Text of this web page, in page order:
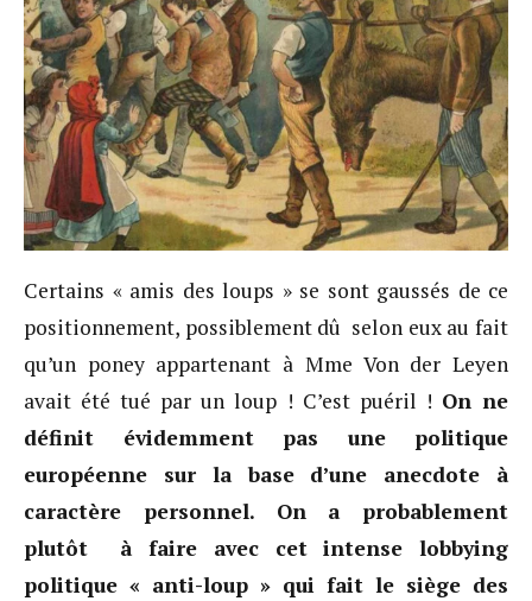
Certains « amis des loups » se sont gaussés de ce
positionnement, possiblement dû selon eux au fait
qu’un poney appartenant à Mme Von der Leyen
avait été tué par un loup ! C’est puéril ! On ne
définit évidemment pas une politique
européenne sur la base d’une anecdote à
caractère personnel. On a probablement
plutôt à faire avec cet intense lobbying
politique « anti-loup » qui fait le siège des